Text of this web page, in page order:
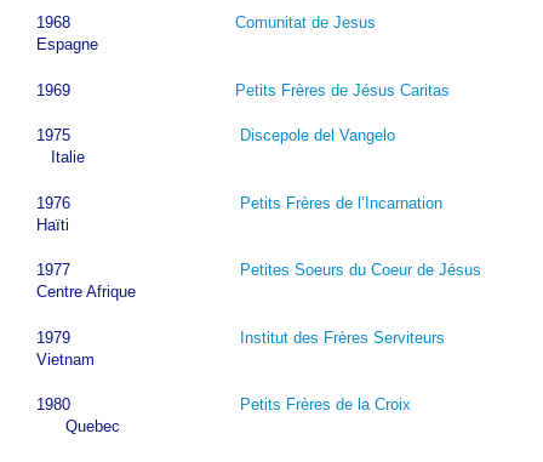
1968 Comunitat de Jesus
Espagne
1969 Petits Frères de Jésus Caritas
1975
Discepole del Vangelo
Italie
1976 Petits Frères de l’Incarnation
Haïti
1977
Petites Soeurs du Coeur de Jésus
Centre Afrique
1979 Institut des Frères Serviteurs
Vietnam
1980
Petits Frères de la Croix
Quebec